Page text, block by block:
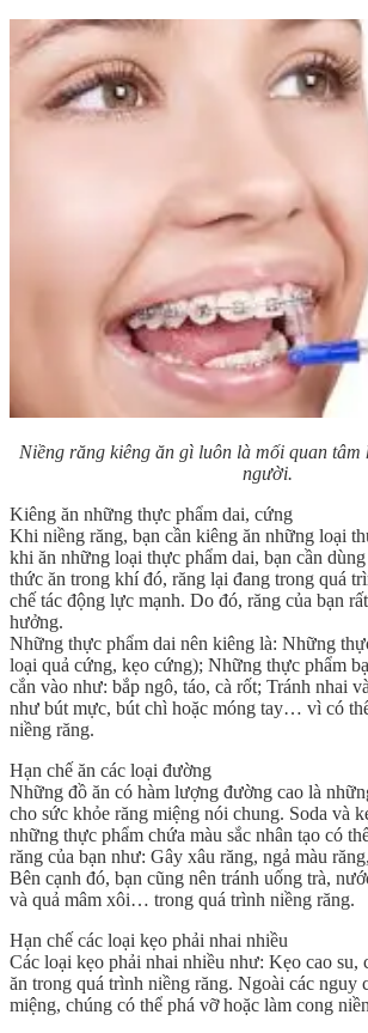
Niềng răng kiêng ăn gì luôn là mối quan tâm
người.
Kiêng ăn những thực phẩm dai, cứng
Khi niềng răng, bạn cần kiêng ăn những loại
khi ăn những loại thực phẩm dai, bạn cần
thức ăn trong khí đó, răng lại đang trong quá
chế tác động lực mạnh. Do đó, răng của bạn
hưởng.
Những thực phẩm dai nên kiêng là: Những
loại quả cứng, kẹo cứng); Những thực phẩm
cắn vào như: bắp ngô, táo, cà rốt; Tránh nhai
như bút mực, bút chì hoặc móng tay… vì có
niềng răng.
Hạn chế ăn các loại đường
Những đồ ăn có hàm lượng đường cao là
cho sức khỏe răng miệng nói chung. Soda và
những thực phẩm chứa màu sắc nhân tạo có
răng của bạn như: Gây xâu răng, ngả màu
Bên cạnh đó, bạn cũng nên tránh uống trà,
và quả mâm xôi… trong quá trình niềng răng.
Hạn chế các loại kẹo phải nhai nhiều
Các loại kẹo phải nhai nhiều như: Kẹo cao su,
ăn trong quá trình niềng răng. Ngoài các nguy
miệng, chúng có thể phá vỡ hoặc làm cong